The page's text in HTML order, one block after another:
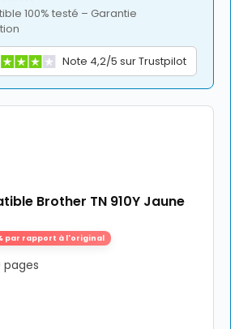
100% testé – Garantie
Note 4,2/5 sur Trustpilot
Brother TN 910Y Jaune
par rapport à l'original